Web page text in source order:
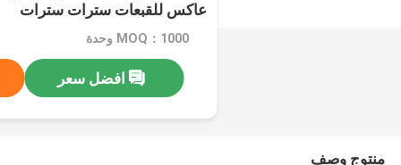
عاكس للقبعات سترات سترات
MOQ：1000 وحدة
افضل سعر
منتوج وصف